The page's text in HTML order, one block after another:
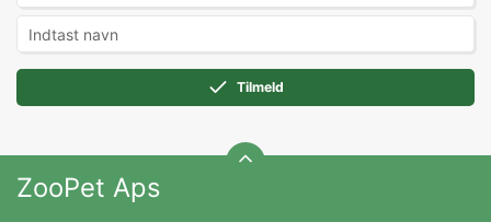
Tilmeld
ZooPet Aps